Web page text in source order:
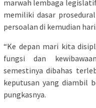
marwah lembaga
memiliki dasar
persoalan di kemudian hari.
“Ke depan mari kita
fungsi dan
semestinya dibahas
keputusan yang diambil
pungkasnya.